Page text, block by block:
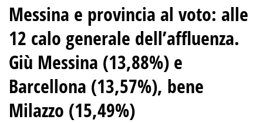
Messina e provincia al voto: alle
12 calo generale dell’affluenza.
Giù Messina (13,88%) e
Barcellona (13,57%), bene
Milazzo (15,49%)